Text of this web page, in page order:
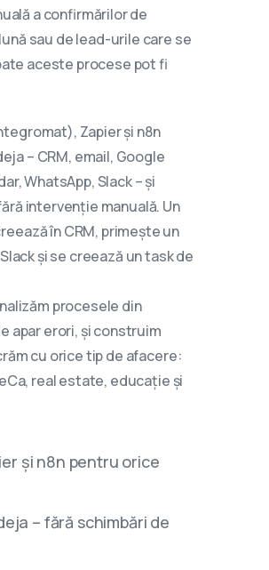
a confirmărilor de
sau de lead-urile care se
aceste procese pot fi
Zapier și n8n
– CRM, email, Google
WhatsApp, Slack – și
intervenție manuală. Un
în CRM, primește un
și se creează un task de
procesele din
apar erori, și construim
cu orice tip de afacere:
real estate, educație și
și n8n pentru orice
– fără schimbări de